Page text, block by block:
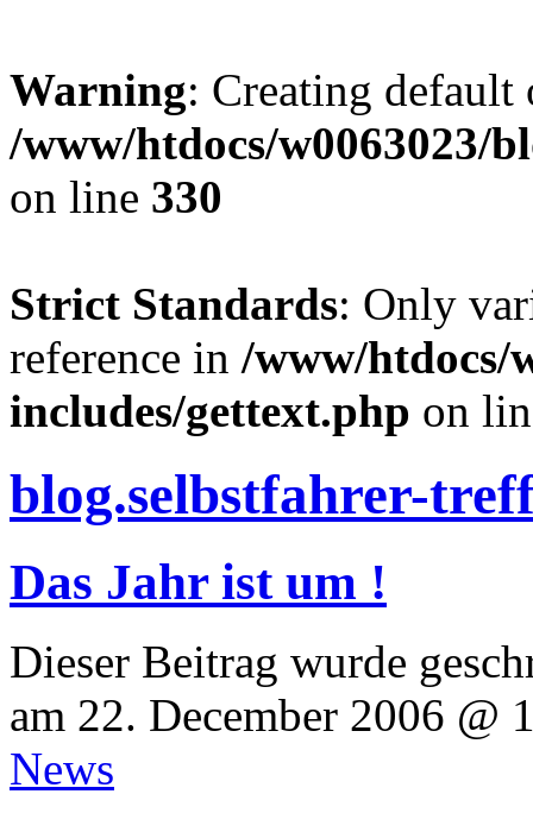
Warning: Creating
/www/htdocs/w0063023/
on line 330
Strict Standards: Only
reference in /www/htdocs/
includes/gettext.php on
blog.selbstfahrer-
Das Jahr ist um !
Dieser Beitrag wurde
am 22. December 2006 @
News